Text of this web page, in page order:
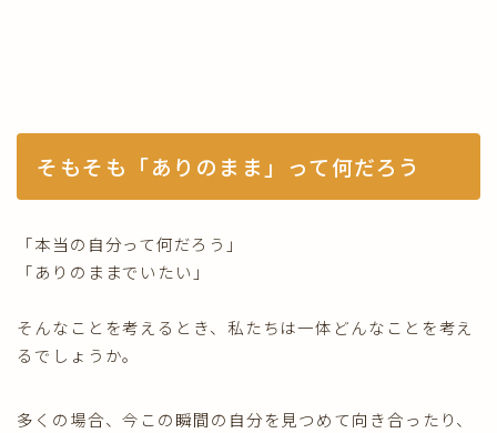
そもそも「ありのまま」って何だろう
「本当の自分って何だろう」
「ありのままでいたい」
そんなことを考えるとき、私たちは一体どんなことを考え
るでしょうか。
多くの場合、今この瞬間の自分を見つめて向き合ったり、